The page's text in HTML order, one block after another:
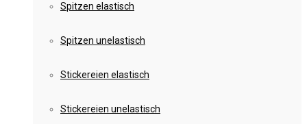
Spitzen elastisch
Spitzen unelastisch
Stickereien elastisch
Stickereien unelastisch